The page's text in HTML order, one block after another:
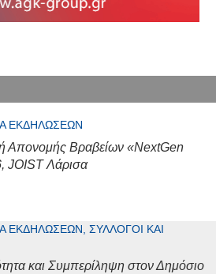
ΕΚΔΗΛΏΣΕΩΝ
Απονομής Βραβείων «NextGen
JOIST Λάρισα
ΕΚΔΗΛΏΣΕΩΝ, ΣΎΛΛΟΓΟΙ ΚΑΙ
και Συμπερίληψη στον Δημόσιο